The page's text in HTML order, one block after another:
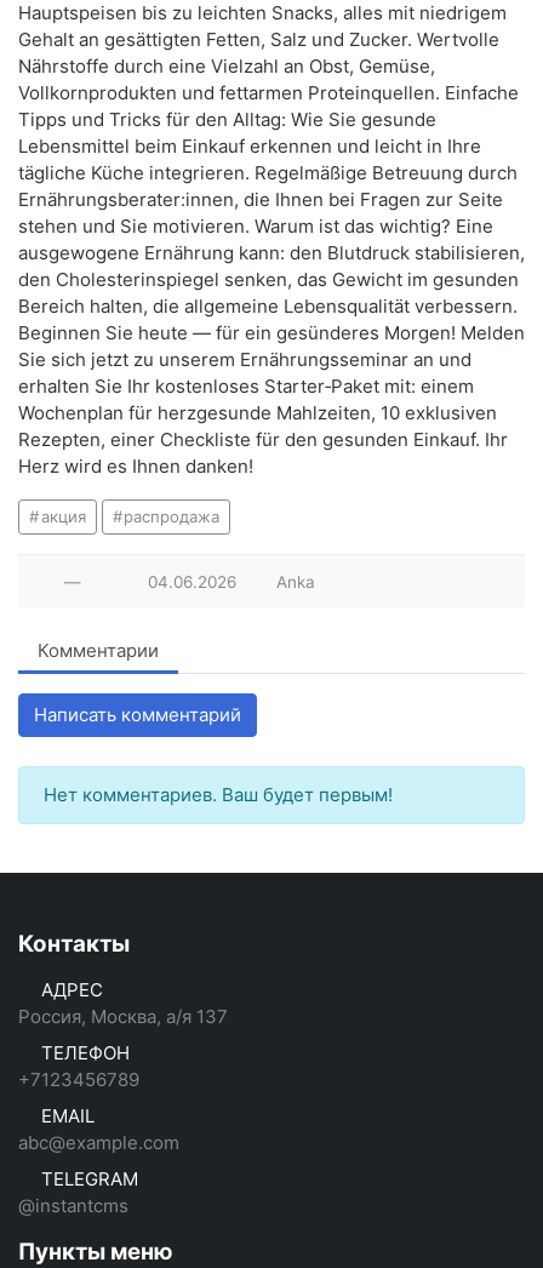
Hauptspeisen bis zu leichten Snacks, alles mit niedrigem
Gehalt an gesättigten Fetten, Salz und Zucker. Wertvolle
Nährstoffe durch eine Vielzahl an Obst, Gemüse,
Vollkornprodukten und fettarmen Proteinquellen. Einfache
Tipps und Tricks für den Alltag: Wie Sie gesunde
Lebensmittel beim Einkauf erkennen und leicht in Ihre
tägliche Küche integrieren. Regelmäßige Betreuung durch
Ernährungsberater:innen, die Ihnen bei Fragen zur Seite
stehen und Sie motivieren. Warum ist das wichtig? Eine
ausgewogene Ernährung kann: den Blutdruck stabilisieren,
den Cholesterinspiegel senken, das Gewicht im gesunden
Bereich halten, die allgemeine Lebensqualität verbessern.
Beginnen Sie heute — für ein gesünderes Morgen! Melden
Sie sich jetzt zu unserem Ernährungsseminar an und
erhalten Sie Ihr kostenloses Starter‑Paket mit: einem
Wochenplan für herzgesunde Mahlzeiten, 10 exklusiven
Rezepten, einer Checkliste für den gesunden Einkauf. Ihr
Herz wird es Ihnen danken!
акция распродажа
— 04.06.2026 Anka
Комментарии
Написать комментарий
Нет комментариев. Ваш будет первым!
Контакты
АДРЕС
Россия, Москва, а/я 137
ТЕЛЕФОН
+7123456789
EMAIL
abc@example.com
TELEGRAM
@instantcms
Пункты меню